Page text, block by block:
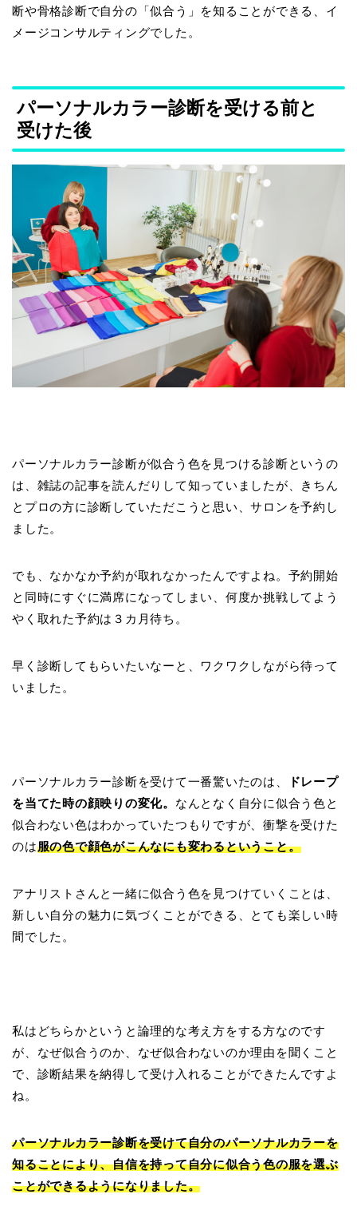
断や骨格診断で自分の「似合う」を知ることができる、イ
メージコンサルティングでした。
パーソナルカラー診断を受ける前と
受けた後
パーソナルカラー診断が似合う色を見つける診断というの
は、雑誌の記事を読んだりして知っていましたが、きちん
とプロの方に診断していただこうと思い、サロンを予約し
ました。
でも、なかなか予約が取れなかったんですよね。予約開始
と同時にすぐに満席になってしまい、何度か挑戦してよう
やく取れた予約は３カ月待ち。
早く診断してもらいたいなーと、ワクワクしながら待って
いました。
パーソナルカラー診断を受けて一番驚いたのは、
ドレープ
を当てた時の顔映りの変化。 なんとなく自分に似合う色と
似合わない色はわかっていたつもりですが、衝撃を受けた
のは服の色で顔色がこんなにも変わるということ。
アナリストさんと一緒に似合う色を見つけていくことは、
新しい自分の魅力に気づくことができる、とても楽しい時
間でした。
私はどちらかというと論理的な考え方をする方なのです
が、なぜ似合うのか、なぜ似合わないのか理由を聞くこと
で、診断結果を納得して受け入れることができたんですよ
ね。
パーソナルカラー診断を受けて自分のパーソナルカラーを
知ることにより、自信を持って自分に似合う色の服を選ぶ
ことができるようになりました。